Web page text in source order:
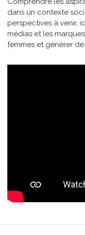
dans un contexte
perspectives à venir,
médias et les
femmes et générer de